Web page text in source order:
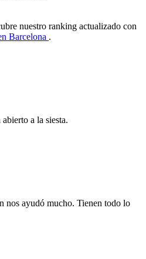
nuestro ranking actualizado con
Barcelona .
a la siesta.
nos ayudó mucho. Tienen todo lo